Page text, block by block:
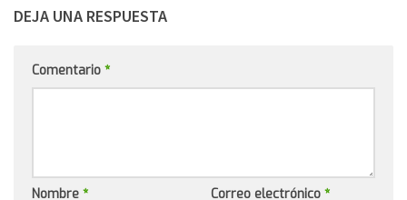
DEJA UNA RESPUESTA
Comentario *
Nombre * Correo electrónico *